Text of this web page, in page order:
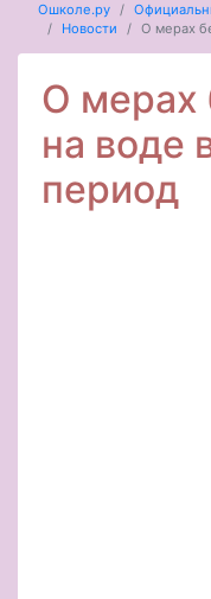
Ошколе.ру
Новости
О мерах
О мерах
на воде
период